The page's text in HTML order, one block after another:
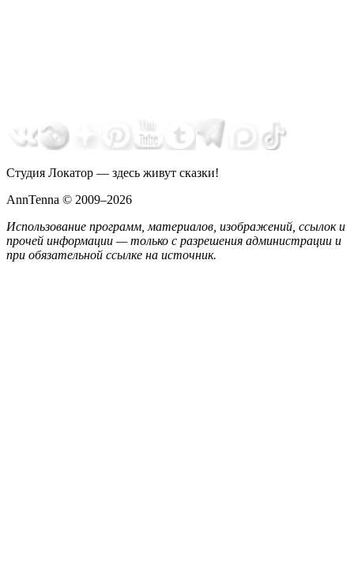
Студия Локатор — здесь живут сказки!
AnnTenna © 2009–2026
Использование программ, материалов, изображений, ссылок и
прочей информации — только с разрешения администрации и
при обязательной ссылке на источник.